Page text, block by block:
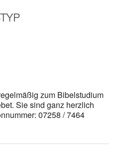
zum Bibelstudium
Sie sind ganz herzlich
07258 / 7464